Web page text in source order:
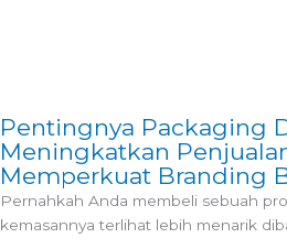
Pentingnya Packaging
Meningkatkan
Memperkuat Branding
Pernahkah Anda membeli sebuah
kemasannya terlihat lebih menarik